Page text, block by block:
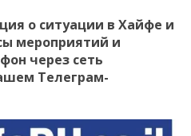
о ситуации в Хайфе и
мероприятий и
через сеть
Телеграм-